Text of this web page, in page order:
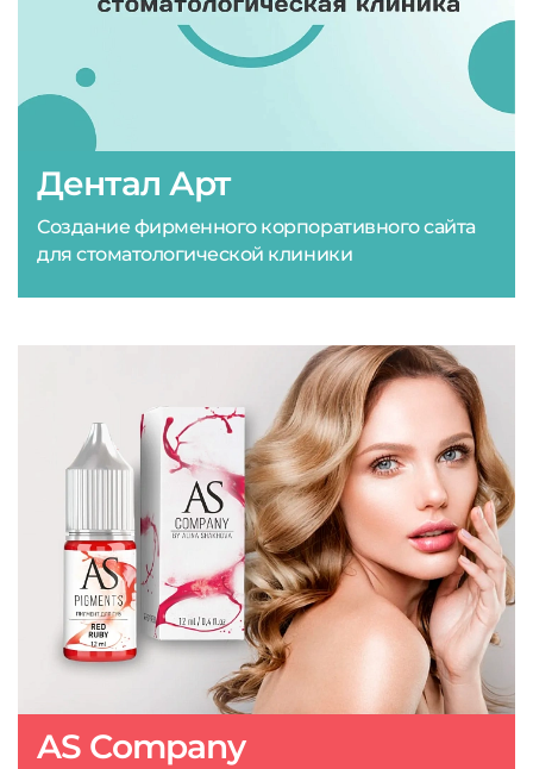
AS Company
Дентал Арт
Создание фирменного корпоративного сайта
для стоматологической клиники